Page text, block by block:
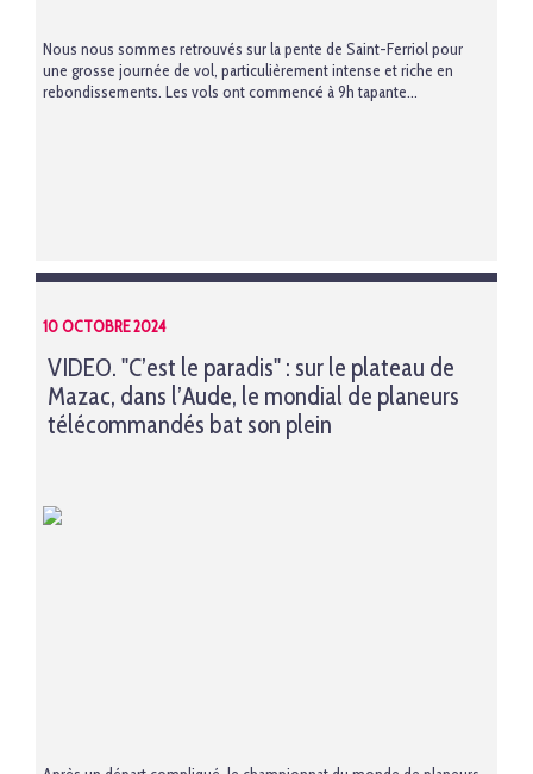
Nous nous sommes retrouvés sur la pente de Saint-Ferriol pour
une grosse journée de vol, particulièrement intense et riche en
rebondissements. Les vols ont commencé à 9h tapante...
10 OCTOBRE 2024
VIDEO. "C’est le paradis" : sur le plateau de
Mazac, dans l’Aude, le mondial de planeurs
télécommandés bat son plein